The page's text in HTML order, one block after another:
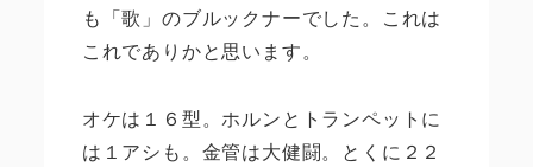
も「歌」のブルックナーでした。これは
これでありかと思います。
オケは１６型。ホルンとトランペットに
は１アシも。金管は大健闘。とくに２２